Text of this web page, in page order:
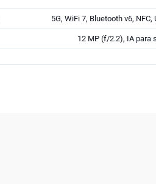
5G, WiFi 7, Bluetooth v6, NFC,
12 MP (f/2.2), IA para